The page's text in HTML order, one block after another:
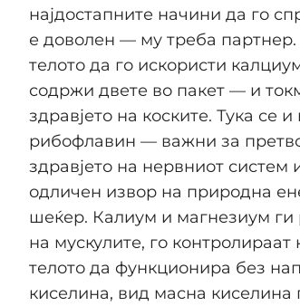
најдостапните начини да го
е доволен — му треба партнер.
телото да го искористи
содржи двете во пакет — и
здравјето на коските. Тука се
рибофлавин — важни за
здравјето на нервниот систем
одличен извор на природна
шеќер. Калиум и магнезиум ги
на мускулите, го
телото да функционира без
киселина, вид масна